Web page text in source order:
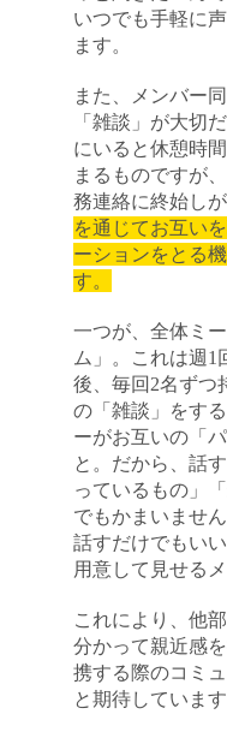
キャンセル
いつでも手軽に
ます。
また、メンバー
「雑談」が大切
にいると休憩時
まるものですが
務連絡に終始し
を通じてお互い
ーションをとる
す。
一つが、全体ミ
ム」。これは週1
後、毎回2名ずつ
の「雑談」をす
ーがお互いの「
と。だから、話
っているもの」
でもかまいませ
話すだけでもい
用意して見せる
これにより、他
分かって親近感
携する際のコミ
と期待しています